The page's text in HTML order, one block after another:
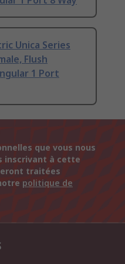
Unica Series
Flush
1 Port
que vous nous
inscrivant à cette
traitées
politique de